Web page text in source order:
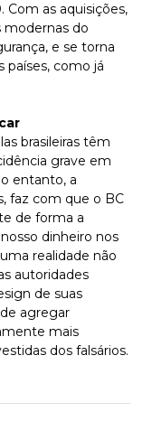
as aquisições,
modernas do
e se torna
países, como já
brasileiras têm
grave em
entanto, a
faz com que o BC
de forma a
dinheiro nos
realidade não
autoridades
de suas
agregar
mais
dos falsários.